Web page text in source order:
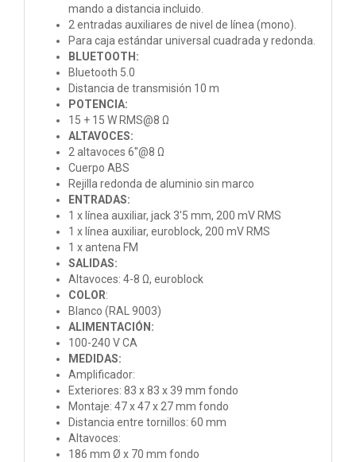
mando a distancia incluido.
2 entradas auxiliares de nivel de línea (mono).
Para caja estándar universal cuadrada y redonda.
BLUETOOTH:
Bluetooth 5.0
Distancia de transmisión 10 m
POTENCIA:
15 + 15 W RMS@8 Ω
ALTAVOCES:
2 altavoces 6''@8 Ω
Cuerpo ABS
Rejilla redonda de aluminio sin marco
ENTRADAS:
1 x línea auxiliar, jack 3'5 mm, 200 mV RMS
1 x línea auxiliar, euroblock, 200 mV RMS
1 x antena FM
SALIDAS:
Altavoces: 4-8 Ω, euroblock
COLOR:
Blanco (RAL 9003)
ALIMENTACIÓN:
100-240 V CA
MEDIDAS:
Amplificador:
Exteriores: 83 x 83 x 39 mm fondo
Montaje: 47 x 47 x 27 mm fondo
Distancia entre tornillos: 60 mm
Altavoces:
186 mm Ø x 70 mm fondo